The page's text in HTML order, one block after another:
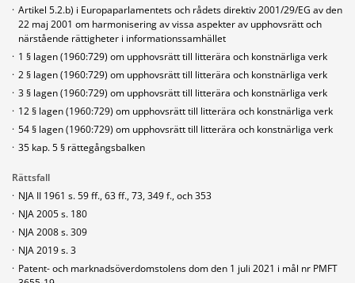
· Artikel 5.2.b) i Europaparlamentets och rådets direktiv 2001/29/EG av den
22 maj 2001 om harmonisering av vissa aspekter av upphovsrätt och
närstående rättigheter i informationssamhället
· 1 § lagen (1960:729) om upphovsrätt till litterära och konstnärliga verk
· 2 § lagen (1960:729) om upphovsrätt till litterära och konstnärliga verk
· 3 § lagen (1960:729) om upphovsrätt till litterära och konstnärliga verk
· 12 § lagen (1960:729) om upphovsrätt till litterära och konstnärliga verk
· 54 § lagen (1960:729) om upphovsrätt till litterära och konstnärliga verk
· 35 kap. 5 § rättegångsbalken
Rättsfall
· NJA II 1961 s. 59 ff., 63 ff., 73, 349 f., och 353
· NJA 2005 s. 180
· NJA 2008 s. 309
· NJA 2019 s. 3
· Patent- och marknadsöverdomstolens dom den 1 juli 2021 i mål nr PMFT